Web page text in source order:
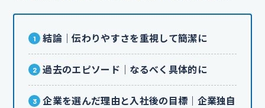
結論｜伝わりやすさを重視して簡潔に
過去のエピソード｜なるべく具体的に
企業を選んだ理由と入社後の目標｜企業独自